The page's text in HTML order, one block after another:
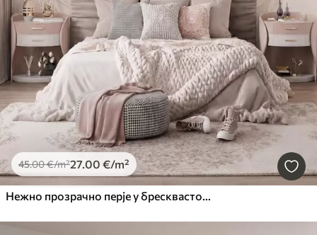
45.00€/m²27.00 €/m²
Нежно прозрачно перје у бресквасто-ружичастој измаглици са сјајем